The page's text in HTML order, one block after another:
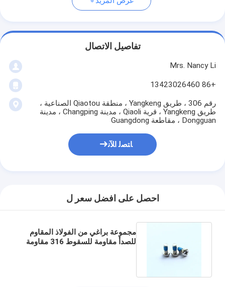
تفاصيل الاتصال
Mrs. Nancy Li
+86 13423026460
رقم 306 ، طريق Yangkeng ، منطقة Qiaotou الصناعية ،
طريق Yangkeng ، قرية Qiaoli ، مدينة Changping ، مدينة
Dongguan ، مقاطعة Guangdong
ﺎﺘﺼﻟ ﺍﻶﻧ
احصل على افضل سعر ل
مجموعة براغي من الفولاذ المقاوم
للصدأ مقاومة للسقوط 316 مقاومة